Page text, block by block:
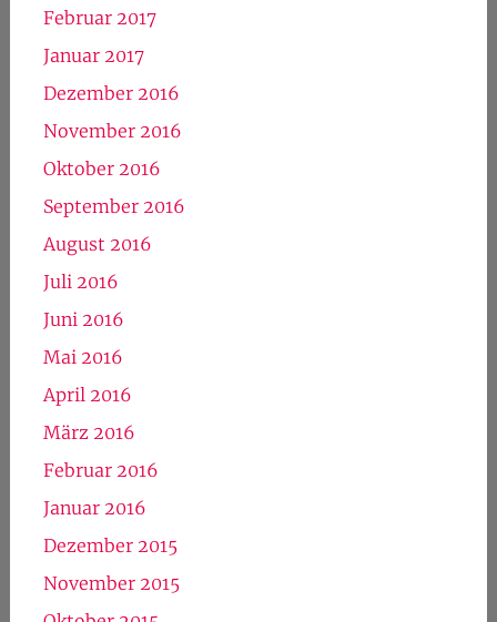
Februar 2017
Januar 2017
Dezember 2016
November 2016
Oktober 2016
September 2016
August 2016
Juli 2016
Juni 2016
Mai 2016
April 2016
März 2016
Februar 2016
Januar 2016
Dezember 2015
November 2015